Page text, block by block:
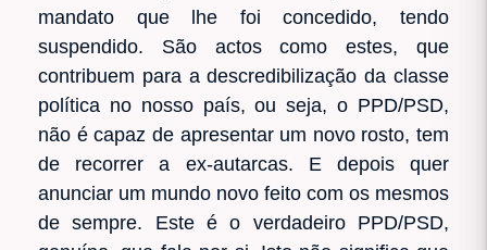
mandato que lhe foi concedido, tendo
suspendido. São actos como estes, que
contribuem para a descredibilização da classe
política no nosso país, ou seja, o PPD/PSD,
não é capaz de apresentar um novo rosto, tem
de recorrer a ex-autarcas. E depois quer
anunciar um mundo novo feito com os mesmos
de sempre. Este é o verdadeiro PPD/PSD,